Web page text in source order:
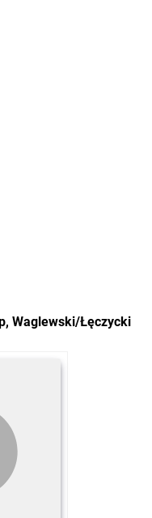
Waglewski/Łęczycki